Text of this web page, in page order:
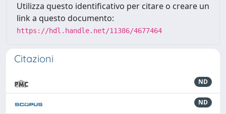
Utilizza questo identificativo per citare o creare un
link a questo documento:
https://hdl.handle.net/11386/4677464
Citazioni
ND
ND